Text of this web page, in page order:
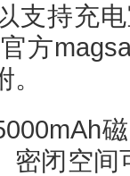
支持充
方
密闭空